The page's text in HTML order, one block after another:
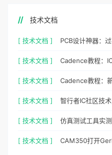
技术文档
[ 技术文档 ] PCB设计神器：
[ 技术文档 ]
[ 技术文档 ] Cadence教程：
[ 技术文档 ]
[ 技术文档 ] 仿真测试工具实
[ 技术文档 ]